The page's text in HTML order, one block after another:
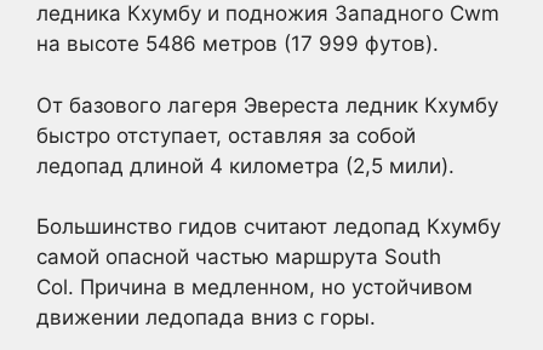
ледника Кхумбу и подножия Западного Cwm
на высоте 5486 метров (17 999 футов).
От базового лагеря Эвереста ледник Кхумбу
быстро отступает, оставляя за собой
ледопад длиной 4 километра (2,5 мили).
Большинство гидов считают ледопад Кхумбу
самой опасной частью маршрута South
Col. Причина в медленном, но устойчивом
движении ледопада вниз с горы.